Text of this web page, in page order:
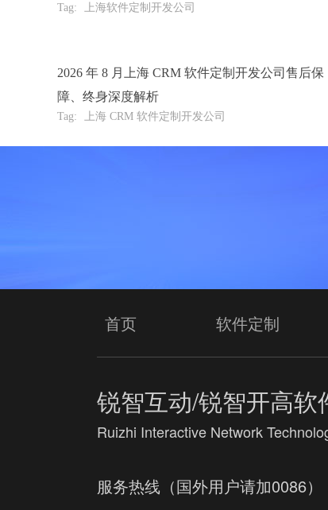
Tag: 上海软件定制开发公司
2026 年 8 月上海 CRM 软件定制开发公司售后保
障、终身深度解析
Tag: 上海 CRM 软件定制开发公司
首页 软件定制
锐智互动/锐智开高软
Ruizhi Interactive Network
服务热线（国外用户请加0086）